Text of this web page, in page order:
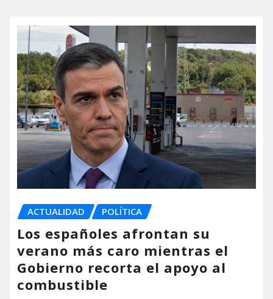
ACTUALIDAD POLÍTICA
Los españoles afrontan su
verano más caro mientras el
Gobierno recorta el apoyo al
combustible